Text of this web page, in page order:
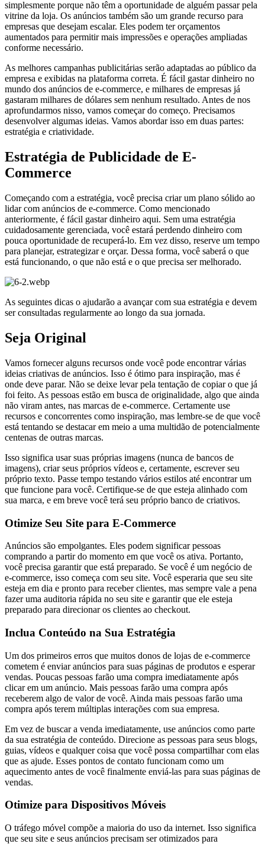
simplesmente porque não têm a oportunidade de alguém passar pela
vitrine da loja. Os anúncios também são um grande recurso para
empresas que desejam escalar. Eles podem ter orçamentos
aumentados para permitir mais impressões e operações ampliadas
conforme necessário.
As melhores campanhas publicitárias serão adaptadas ao público da
empresa e exibidas na plataforma correta. É fácil gastar dinheiro no
mundo dos anúncios de e-commerce, e milhares de empresas já
gastaram milhares de dólares sem nenhum resultado. Antes de nos
aprofundarmos nisso, vamos começar do começo. Precisamos
desenvolver algumas ideias. Vamos abordar isso em duas partes:
estratégia e criatividade.
Estratégia de Publicidade de E-
Commerce
Começando com a estratégia, você precisa criar um plano sólido ao
lidar com anúncios de e-commerce. Como mencionado
anteriormente, é fácil gastar dinheiro aqui. Sem uma estratégia
cuidadosamente gerenciada, você estará perdendo dinheiro com
pouca oportunidade de recuperá-lo. Em vez disso, reserve um tempo
para planejar, estrategizar e orçar. Dessa forma, você saberá o que
está funcionando, o que não está e o que precisa ser melhorado.
As seguintes dicas o ajudarão a avançar com sua estratégia e devem
ser consultadas regularmente ao longo da sua jornada.
Seja Original
Vamos fornecer alguns recursos onde você pode encontrar várias
ideias criativas de anúncios. Isso é ótimo para inspiração, mas é
onde deve parar. Não se deixe levar pela tentação de copiar o que já
foi feito. As pessoas estão em busca de originalidade, algo que ainda
não viram antes, nas marcas de e-commerce. Certamente use
recursos e concorrentes como inspiração, mas lembre-se de que você
está tentando se destacar em meio a uma multidão de potencialmente
centenas de outras marcas.
Isso significa usar suas próprias imagens (nunca de bancos de
imagens), criar seus próprios vídeos e, certamente, escrever seu
próprio texto. Passe tempo testando vários estilos até encontrar um
que funcione para você. Certifique-se de que esteja alinhado com
sua marca, e em breve você terá seu próprio banco de criativos.
Otimize Seu Site para E-Commerce
Anúncios são empolgantes. Eles podem significar pessoas
comprando a partir do momento em que você os ativa. Portanto,
você precisa garantir que está preparado. Se você é um negócio de
e-commerce, isso começa com seu site. Você esperaria que seu site
esteja em dia e pronto para receber clientes, mas sempre vale a pena
fazer uma auditoria rápida no seu site e garantir que ele esteja
preparado para direcionar os clientes ao checkout.
Inclua Conteúdo na Sua Estratégia
Um dos primeiros erros que muitos donos de lojas de e-commerce
cometem é enviar anúncios para suas páginas de produtos e esperar
vendas. Poucas pessoas farão uma compra imediatamente após
clicar em um anúncio. Mais pessoas farão uma compra após
receberem algo de valor de você. Ainda mais pessoas farão uma
compra após terem múltiplas interações com sua empresa.
Em vez de buscar a venda imediatamente, use anúncios como parte
da sua estratégia de conteúdo. Direcione as pessoas para seus blogs,
guias, vídeos e qualquer coisa que você possa compartilhar com elas
que as ajude. Esses pontos de contato funcionam como um
aquecimento antes de você finalmente enviá-las para suas páginas de
vendas.
Otimize para Dispositivos Móveis
O tráfego móvel compõe a maioria do uso da internet. Isso significa
que seu site e seus anúncios precisam ser otimizados para